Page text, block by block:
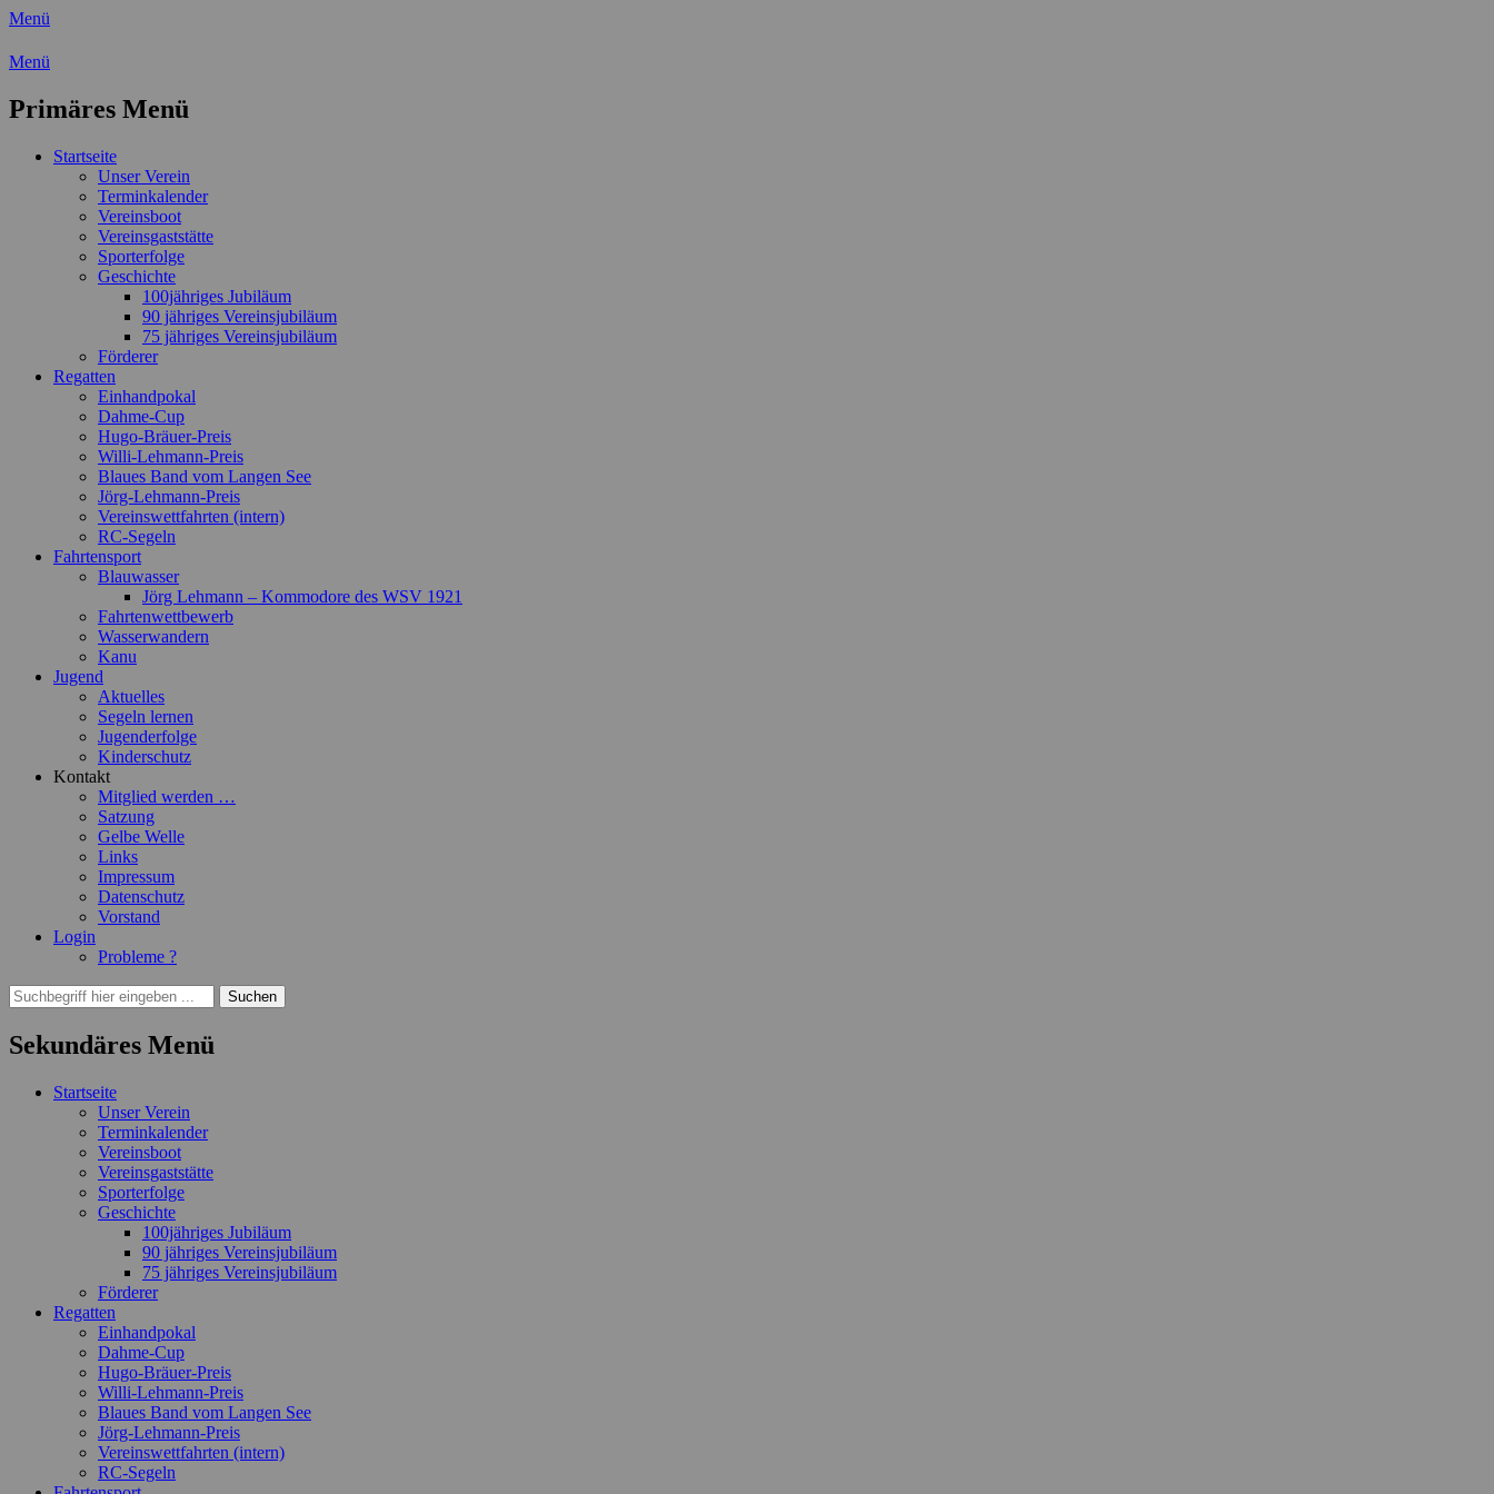
Menü
Wassersport-Verein 1921 e.V.
Menü
Primäres Menü
Zum
Startseite
Unser Verein
Terminkalender
Vereinsboot
Vereinsgaststätte
Sporterfolge
Geschichte
100jähriges Jubiläum
90 jähriges Vereinsjubiläum
75 jähriges Vereinsjubiläum
Förderer
Regatten
Einhandpokal
Dahme-Cup
Hugo-Bräuer-Preis
Willi-Lehmann-Preis
Blaues Band vom Langen See
Jörg-Lehmann-Preis
Vereinswettfahrten (intern)
RC-Segeln
Fahrtensport
Blauwasser
Jörg Lehmann – Kommodore des WSV 1921
Fahrtenwettbewerb
Wasserwandern
Kanu
Jugend
Aktuelles
Segeln lernen
Jugenderfolge
Kinderschutz
Kontakt
Mitglied werden …
Satzung
Gelbe Welle
Links
Impressum
Datenschutz
Vorstand
Login
Probleme ?
Suchen
Suchen
nach:
Sekundäres Menü
Zum
Startseite
Unser Verein
Terminkalender
Vereinsboot
Vereinsgaststätte
Sporterfolge
Geschichte
100jähriges Jubiläum
90 jähriges Vereinsjubiläum
75 jähriges Vereinsjubiläum
Förderer
Regatten
Einhandpokal
Dahme-Cup
Hugo-Bräuer-Preis
Willi-Lehmann-Preis
Blaues Band vom Langen See
Jörg-Lehmann-Preis
Vereinswettfahrten (intern)
RC-Segeln